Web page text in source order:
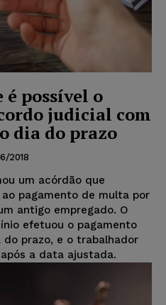
é possível o
judicial com
dia do prazo
2018
um acórdão que
pagamento de multa por
antigo empregado. O
efetuou o pagamento
prazo, e o trabalhador
a data ajustada.